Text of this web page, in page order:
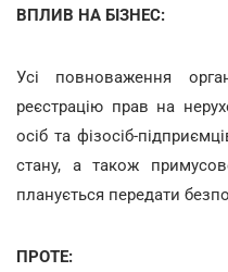
ВПЛИВ НА БІЗНЕС:
Усі повноваження
реєстрацію прав на
осіб та фізосіб-
стану, а також
планується передати
ПРОТЕ: